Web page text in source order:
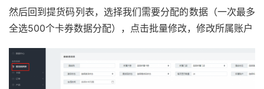
然后回到提货码列表，选择我们需要分配的数据（一次最多
全选500个卡券数据分配），点击批量修改，修改所属账户